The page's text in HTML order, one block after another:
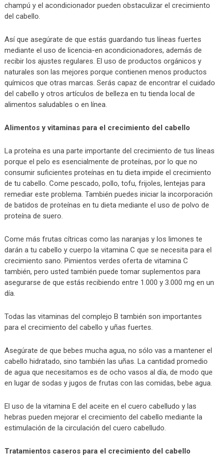
champú y el acondicionador pueden obstaculizar el crecimiento
del cabello.
Así que asegúrate de que estás guardando tus líneas fuertes
mediante el uso de licencia-en acondicionadores, además de
recibir los ajustes regulares. El uso de productos orgánicos y
naturales son las mejores porque contienen menos productos
químicos que otras marcas. Serás capaz de encontrar el cuidado
del cabello y otros artículos de belleza en tu tienda local de
alimentos saludables o en línea.
Alimentos y vitaminas para el crecimiento del cabello
La proteína es una parte importante del crecimiento de tus líneas
porque el pelo es esencialmente de proteínas, por lo que no
consumir suficientes proteínas en tu dieta impide el crecimiento
de tu cabello. Come pescado, pollo, tofu, frijoles, lentejas para
remediar este problema. También puedes iniciar la incorporación
de batidos de proteínas en tu dieta mediante el uso de polvo de
proteína de suero.
Come más frutas cítricas como las naranjas y los limones te
darán a tu cabello y cuerpo la vitamina C que se necesita para el
crecimiento sano. Pimientos verdes oferta de vitamina C
también, pero usted también puede tomar suplementos para
asegurarse de que estás recibiendo entre 1.000 y 3.000 mg en un
día.
Todas las vitaminas del complejo B también son importantes
para el crecimiento del cabello y uñas fuertes.
Asegúrate de que bebes mucha agua, no sólo vas a mantener el
cabello hidratado, sino también las uñas. La cantidad promedio
de agua que necesitamos es de ocho vasos al día, de modo que
en lugar de sodas y jugos de frutas con las comidas, bebe agua.
El uso de la vitamina E del aceite en el cuero cabelludo y las
hebras pueden mejorar el crecimiento del cabello mediante la
estimulación de la circulación del cuero cabelludo.
Tratamientos caseros para el crecimiento del cabello